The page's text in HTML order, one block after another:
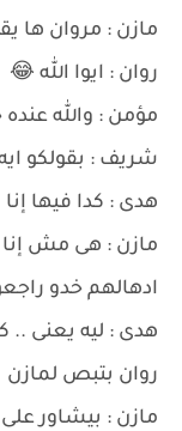
مازن : مروان ها
روان : ايوا الله 😂
مؤمن : والله عنده
شريف : بقولكو ايه
هدى : كدا فيها إنا
مازن : هى مش إنا
ادهالهم خدو
هدى : ليه يعنى ..
روان بتبص
مازن : بيشاور